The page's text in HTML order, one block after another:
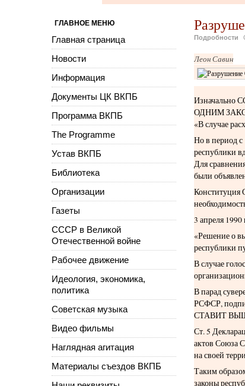
Подробности
Леон Савин
Изначально
ОДНИМ
«В случае
Но в период с
республики
Для
были
Конституция
3 апреля
«Решение о
республики
В случае
В парад
РСФСР,
СТАВИТ
Ст. 5
актов Союза
на своей
Таким
законы
ГЛАВНОЕ МЕНЮ
Главная страница
Новости
Информация
Документы ЦК ВКПБ
Программа ВКПБ
The Programme
Устав ВКПБ
Библиотека
Организации
Газеты
СССР в Великой
Отечественной войне
Рабочее движение
Идеология, экономика,
политика
Советская музыка
Видео фильмы
Наглядная агитация
Материалы съездов ВКПБ